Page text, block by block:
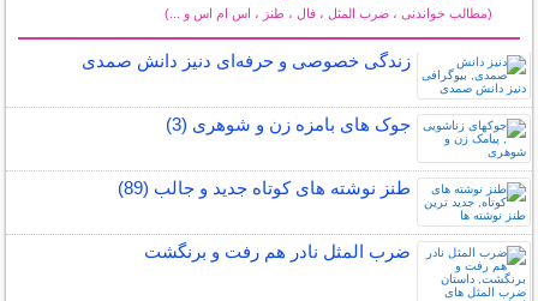
(مطالب خواندنی ، ضرب المثل ، فال ، طنز ، اس ام اس و ...)
زندگی خصوصی و حرفه‌ای دنیز دانش صمدی
جوک های بامزه زن و شوهری (3)
طنز نوشته های کوتاه جدید و جالب (89)
ضرب المثل نادر هم رفت و برنگشت